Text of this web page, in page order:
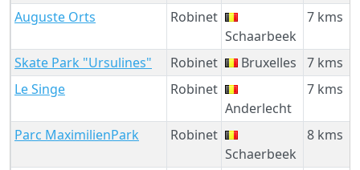
Auguste Orts
Robinet
Schaarbeek
7 kms
Skate Park "Ursulines" Robinet Bruxelles
7 kms
Le Singe
Robinet
Anderlecht
7 kms
Parc MaximilienPark
Robinet
Schaerbeek
8 kms